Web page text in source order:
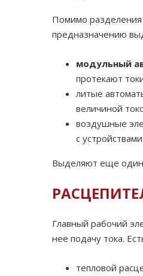
Помимо разделения
предназначению
модульный
протекают
литые
величиной
воздушные
с
Выделяют еще один
Главный рабочий
нее подачу тока.
тепловой